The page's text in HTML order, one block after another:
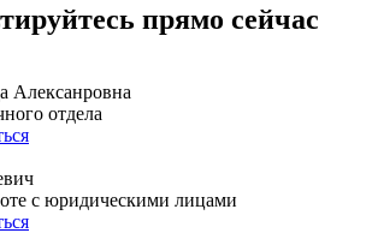
прямо сейчас
Алексанровна
отдела
с юридическими лицами